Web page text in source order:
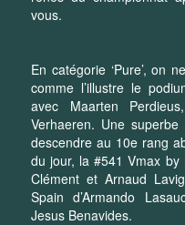
vous.
En catégorie ‘Pure’, on
comme l’illustre le
avec Maarten
Verhaeren. Une
descendre au 10e rang
du jour, la #541 Vmax
Clément et Arnaud
Spain d’Armando
Jesus Benavides.